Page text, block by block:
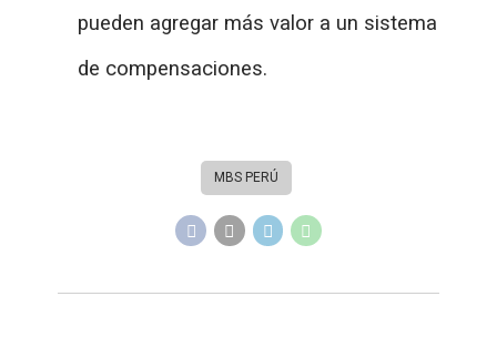
pueden agregar más valor a un sistema
de compensaciones.
MBS PERÚ